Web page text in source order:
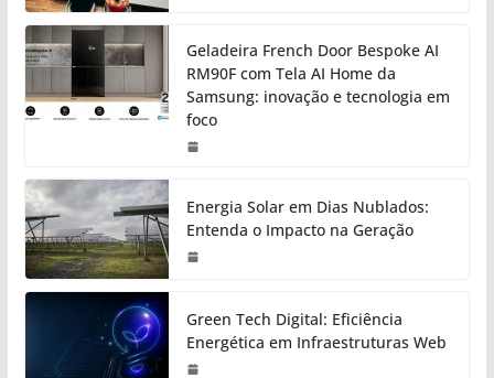
Geladeira French Door Bespoke AI
RM90F com Tela AI Home da
Samsung: inovação e tecnologia em
foco
Energia Solar em Dias Nublados:
Entenda o Impacto na Geração
Green Tech Digital: Eficiência
Energética em Infraestruturas Web